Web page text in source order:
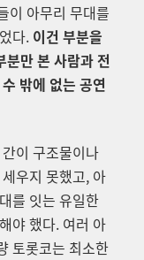
이 아무리 무대를
다. 이건 부분을
만 본 사람과 전
밖에 없는 공연
이 구조물이나
우지 못했고, 아
를 잇는 유일한
야 했다. 여러 아
토롯코는 최소한